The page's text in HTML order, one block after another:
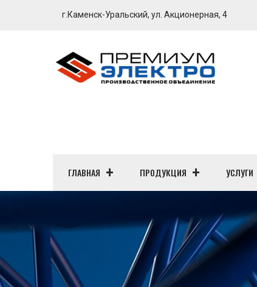
г.Каменск-Уральский, ул. Акционерная, 4
ГЛАВНАЯ ПРОДУКЦИЯ УСЛУГИ